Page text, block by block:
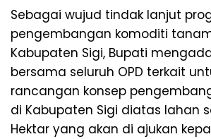
Sebagai wujud tindak lanjut
pengembangan komoditi
Kabupaten Sigi, Bupati
bersama seluruh OPD terkait
rancangan konsep
di Kabupaten Sigi diatas lahan
Hektar yang akan di ajukan